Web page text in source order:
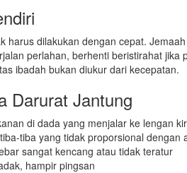
harus dilakukan dengan cepat.
perlahan, berhenti beristirahat
ibadah bukan diukur dari kecepatan.
Darurat Jantung
di dada yang menjalar ke lengan
tiba yang tidak proporsional dengan
sangat kencang atau tidak teratur
hampir pingsan